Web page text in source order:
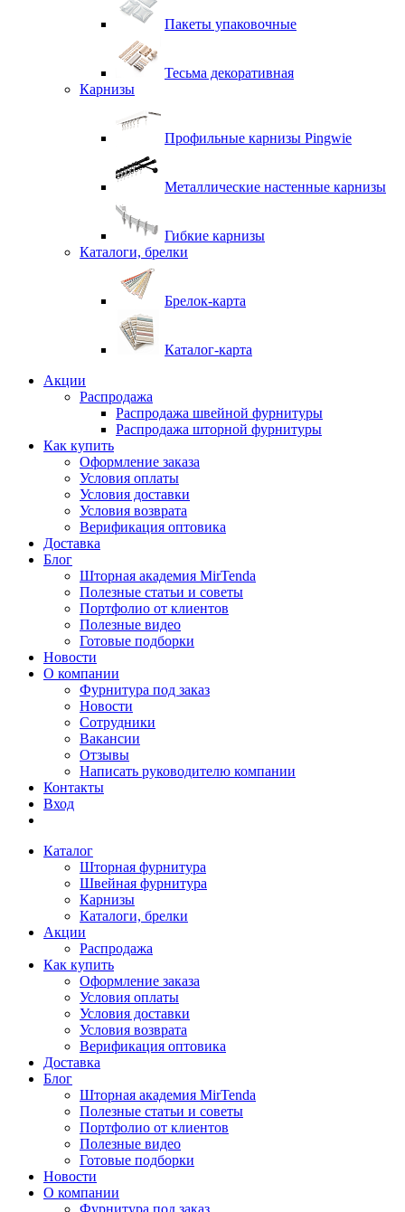
Пакеты упаковочные
Тесьма декоративная
Карнизы
Профильные карнизы Pingwie
Металлические настенные карнизы
Гибкие карнизы
Каталоги, брелки
Брелок-карта
Каталог-карта
Акции
Распродажа
Распродажа швейной фурнитуры
Распродажа шторной фурнитуры
Как купить
Оформление заказа
Условия оплаты
Условия доставки
Условия возврата
Верификация оптовика
Доставка
Блог
Шторная академия MirTenda
Полезные статьи и советы
Портфолио от клиентов
Полезные видео
Готовые подборки
Новости
О компании
Фурнитура под заказ
Новости
Сотрудники
Вакансии
Отзывы
Написать руководителю компании
Контакты
Вход
Каталог
Шторная фурнитура
Швейная фурнитура
Карнизы
Каталоги, брелки
Акции
Распродажа
Как купить
Оформление заказа
Условия оплаты
Условия доставки
Условия возврата
Верификация оптовика
Доставка
Блог
Шторная академия MirTenda
Полезные статьи и советы
Портфолио от клиентов
Полезные видео
Готовые подборки
Новости
О компании
Фурнитура под заказ